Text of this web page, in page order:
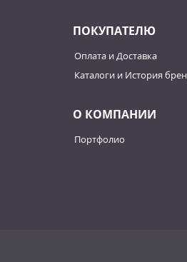
ПОКУПАТЕЛЮ
Оплата и Доставка
Каталоги и История
О КОМПАНИИ
Портфолио